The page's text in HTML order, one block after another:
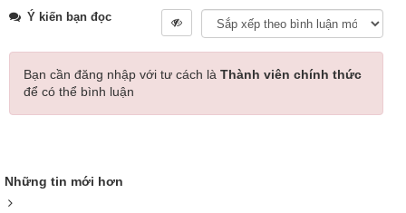
Ý kiến bạn đọc
Bạn cần đăng nhập với tư cách là Thành viên chính thức
để có thể bình luận
Những tin mới hơn